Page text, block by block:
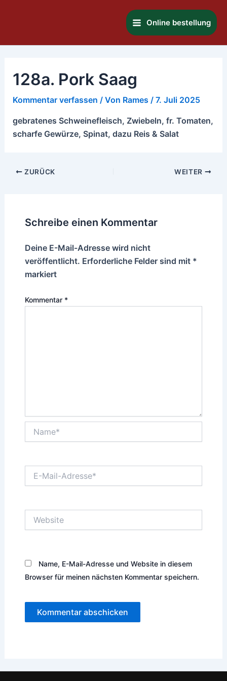
Main
Menu
Online bestellung
128a. Pork Saag
Kommentar verfassen / Von Rames / 7. Juli 2025
gebratenes Schweinefleisch, Zwiebeln, fr. Tomaten,
scharfe Gewürze, Spinat, dazu Reis & Salat
ZURÜCK WEITER
Schreibe einen Kommentar
Deine E-Mail-Adresse wird nicht
veröffentlicht. Erforderliche Felder sind mit *
markiert
Kommentar *
Mail-
Name, E-Mail-Adresse und Website in diesem
Browser für meinen nächsten Kommentar speichern.